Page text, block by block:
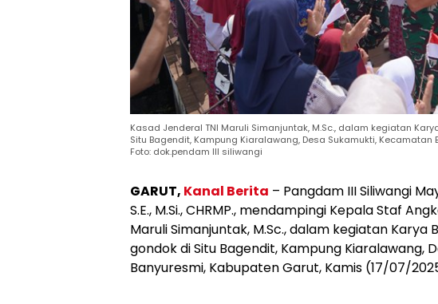
Kasad Jenderal TNI Maruli Simanjuntak, M.Sc., dalam kegiatan
Situ Bagendit, Kampung Kiaralawang, Desa Sukamukti, Kecamatan
Foto: dok.pendam III siliwangi
GARUT, Kanal Berita – Pangdam III Siliwangi
S.E., M.Si., CHRMP., mendampingi Kepala Staf
Maruli Simanjuntak, M.Sc., dalam kegiatan
gondok di Situ Bagendit, Kampung Kiaralawang,
Banyuresmi, Kabupaten Garut, Kamis (17/07/